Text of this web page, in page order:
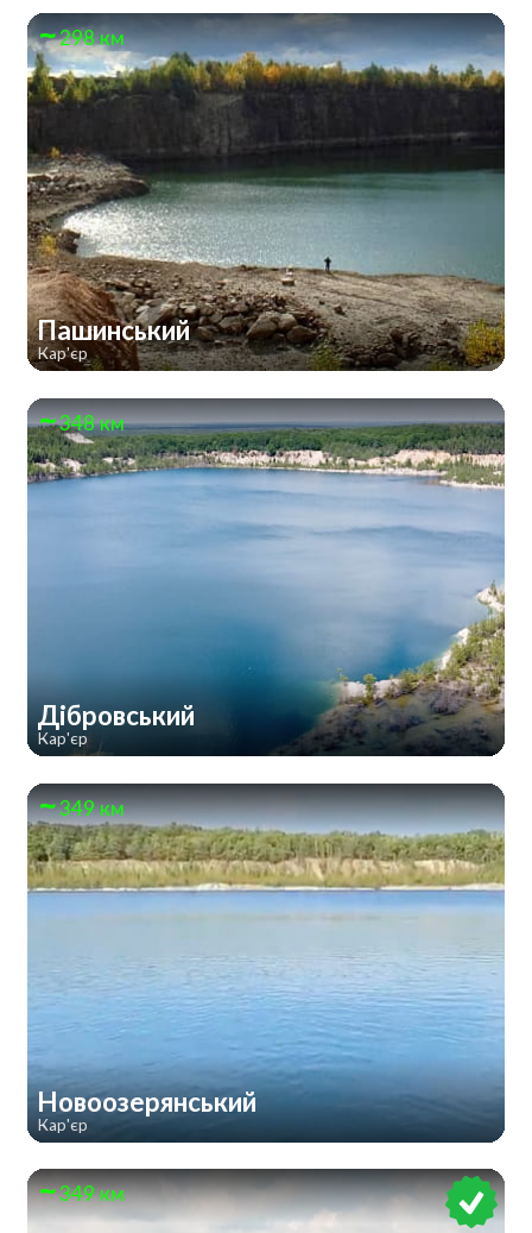
298 км
Пашинський
Кар'єр
348 км
Дібровський
Кар'єр
349 км
Новоозерянський
Кар'єр
349 км